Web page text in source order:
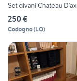
Set divani Chateau D’ax
250 €
Codogno(LO)